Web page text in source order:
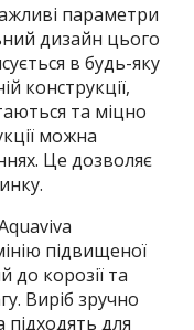
параметри
дизайн цього
в будь-яку
конструкції,
та міцно
можна
Це дозволяє
підвищеної
до корозії та
Виріб зручно
для